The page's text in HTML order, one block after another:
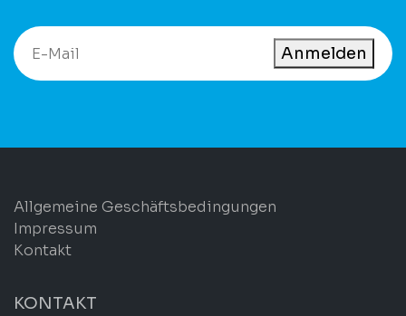
Anmelden
Allgemeine Geschäftsbedingungen
Impressum
Kontakt
KONTAKT